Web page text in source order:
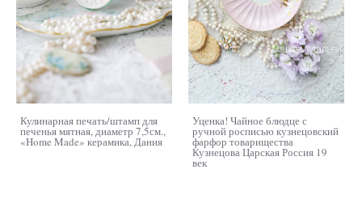
Кулинарная печать/штамп для
печенья мятная, диаметр 7,5см.,
«Home Made» керамика, Дания
Уценка! Чайное блюдце с
ручной росписью кузнецовский
фарфор товарищества
Кузнецова Царская Россия 19
век